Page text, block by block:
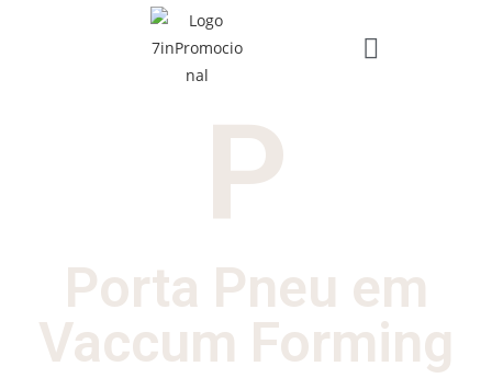
P
Porta Pneu em
Vaccum Forming